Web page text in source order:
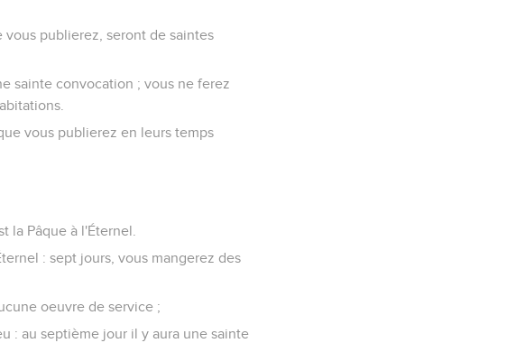
vous publierez, seront de saintes
sainte convocation ; vous ne ferez
vous publierez en leurs temps
la Pâque à l'Éternel.
: sept jours, vous mangerez des
oeuvre de service ;
: au septième jour il y aura une sainte